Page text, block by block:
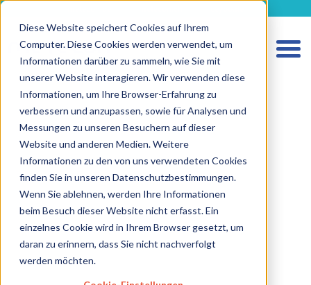
Diese Website speichert Cookies auf Ihrem
Computer. Diese Cookies werden verwendet, um
Informationen darüber zu sammeln, wie Sie mit
unserer Website interagieren. Wir verwenden diese
Informationen, um Ihre Browser-Erfahrung zu
verbessern und anzupassen, sowie für Analysen und
Messungen zu unseren Besuchern auf dieser
Website und anderen Medien. Weitere
Informationen zu den von uns verwendeten Cookies
finden Sie in unseren Datenschutzbestimmungen.
Wenn Sie ablehnen, werden Ihre Informationen
beim Besuch dieser Website nicht erfasst. Ein
einzelnes Cookie wird in Ihrem Browser gesetzt, um
daran zu erinnern, dass Sie nicht nachverfolgt
werden möchten.
HOME
LEISTUNGEN MEDIZINPRODUKTE
LEISTUNGEN IVD
ZUKUNFTSSTARKE LÖSUNGEN
KARRIERE